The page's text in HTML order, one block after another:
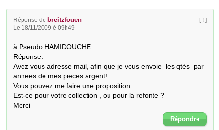
Réponse de breitzfouen
Le 18/11/2009 é 09h49
[ ! ]
à Pseudo HAMIDOUCHE :
Réponse:
Avez vous adresse mail, afin que je vous envoie  les qtés  par
années de mes pièces argent!
Vous pouvez me faire une proposition:
Est-ce pour votre collection , ou pour la refonte ?
Merci
Répondre